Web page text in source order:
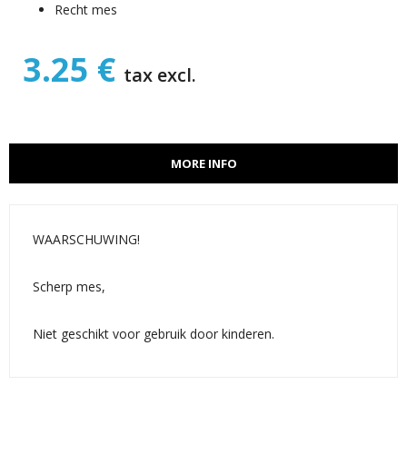
Recht mes
3.25 € tax excl.
MORE INFO
WAARSCHUWING!
Scherp mes,
Niet geschikt voor gebruik door kinderen.